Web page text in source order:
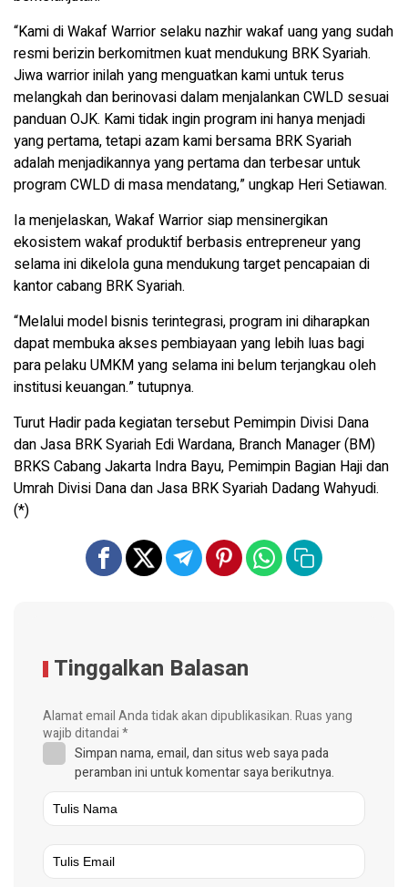
“Kami di Wakaf Warrior selaku nazhir wakaf uang yang sudah
resmi berizin berkomitmen kuat mendukung BRK Syariah.
Jiwa warrior inilah yang menguatkan kami untuk terus
melangkah dan berinovasi dalam menjalankan CWLD sesuai
panduan OJK. Kami tidak ingin program ini hanya menjadi
yang pertama, tetapi azam kami bersama BRK Syariah
adalah menjadikannya yang pertama dan terbesar untuk
program CWLD di masa mendatang,” ungkap Heri Setiawan.
Ia menjelaskan, Wakaf Warrior siap mensinergikan
ekosistem wakaf produktif berbasis entrepreneur yang
selama ini dikelola guna mendukung target pencapaian di
kantor cabang BRK Syariah.
“Melalui model bisnis terintegrasi, program ini diharapkan
dapat membuka akses pembiayaan yang lebih luas bagi
para pelaku UMKM yang selama ini belum terjangkau oleh
institusi keuangan.” tutupnya.
Turut Hadir pada kegiatan tersebut Pemimpin Divisi Dana
dan Jasa BRK Syariah Edi Wardana, Branch Manager (BM)
BRKS Cabang Jakarta Indra Bayu, Pemimpin Bagian Haji dan
Umrah Divisi Dana dan Jasa BRK Syariah Dadang Wahyudi.
(*)
Tinggalkan Balasan
Alamat email Anda tidak akan dipublikasikan.Ruas yang
wajib ditandai*
Simpan nama, email, dan situs web saya pada
peramban ini untuk komentar saya berikutnya.